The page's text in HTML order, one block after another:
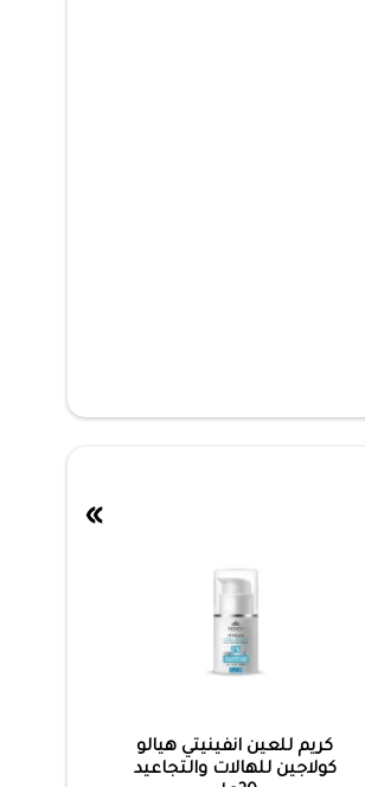
كريم للعين انفينيتي هيالو
كولاجين للهالات والتجاعيد
»